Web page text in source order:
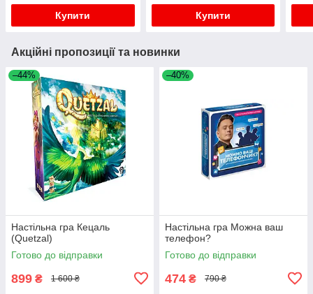
Купити Купити
Акційні пропозиції та новинки
–44%
Настільна гра Кецаль
(Quetzal)
Готово до відправки
899 ₴ 1 600 ₴
–40%
Настільна гра Можна ваш
телефон?
Готово до відправки
474 ₴ 790 ₴